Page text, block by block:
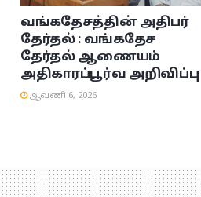
வங்கதேசத்தின் அதிபர்
தேர்தல் : வங்கதேச
தேர்தல் ஆணையம்
அதிகாரப்பூர்வ அறிவிப்பு
ஆவணி 6, 2026